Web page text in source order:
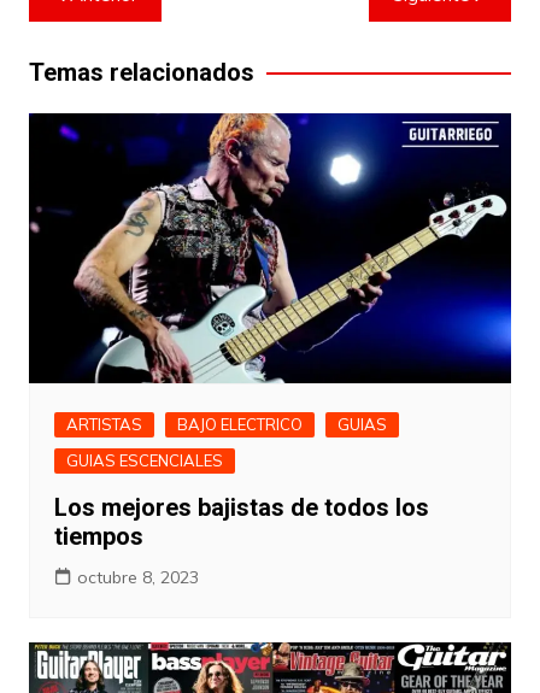
de
entradas
Temas relacionados
ARTISTAS BAJO ELECTRICO
GUIAS
GUIAS ESCENCIALES
Los mejores bajistas de todos los
tiempos
octubre 8, 2023